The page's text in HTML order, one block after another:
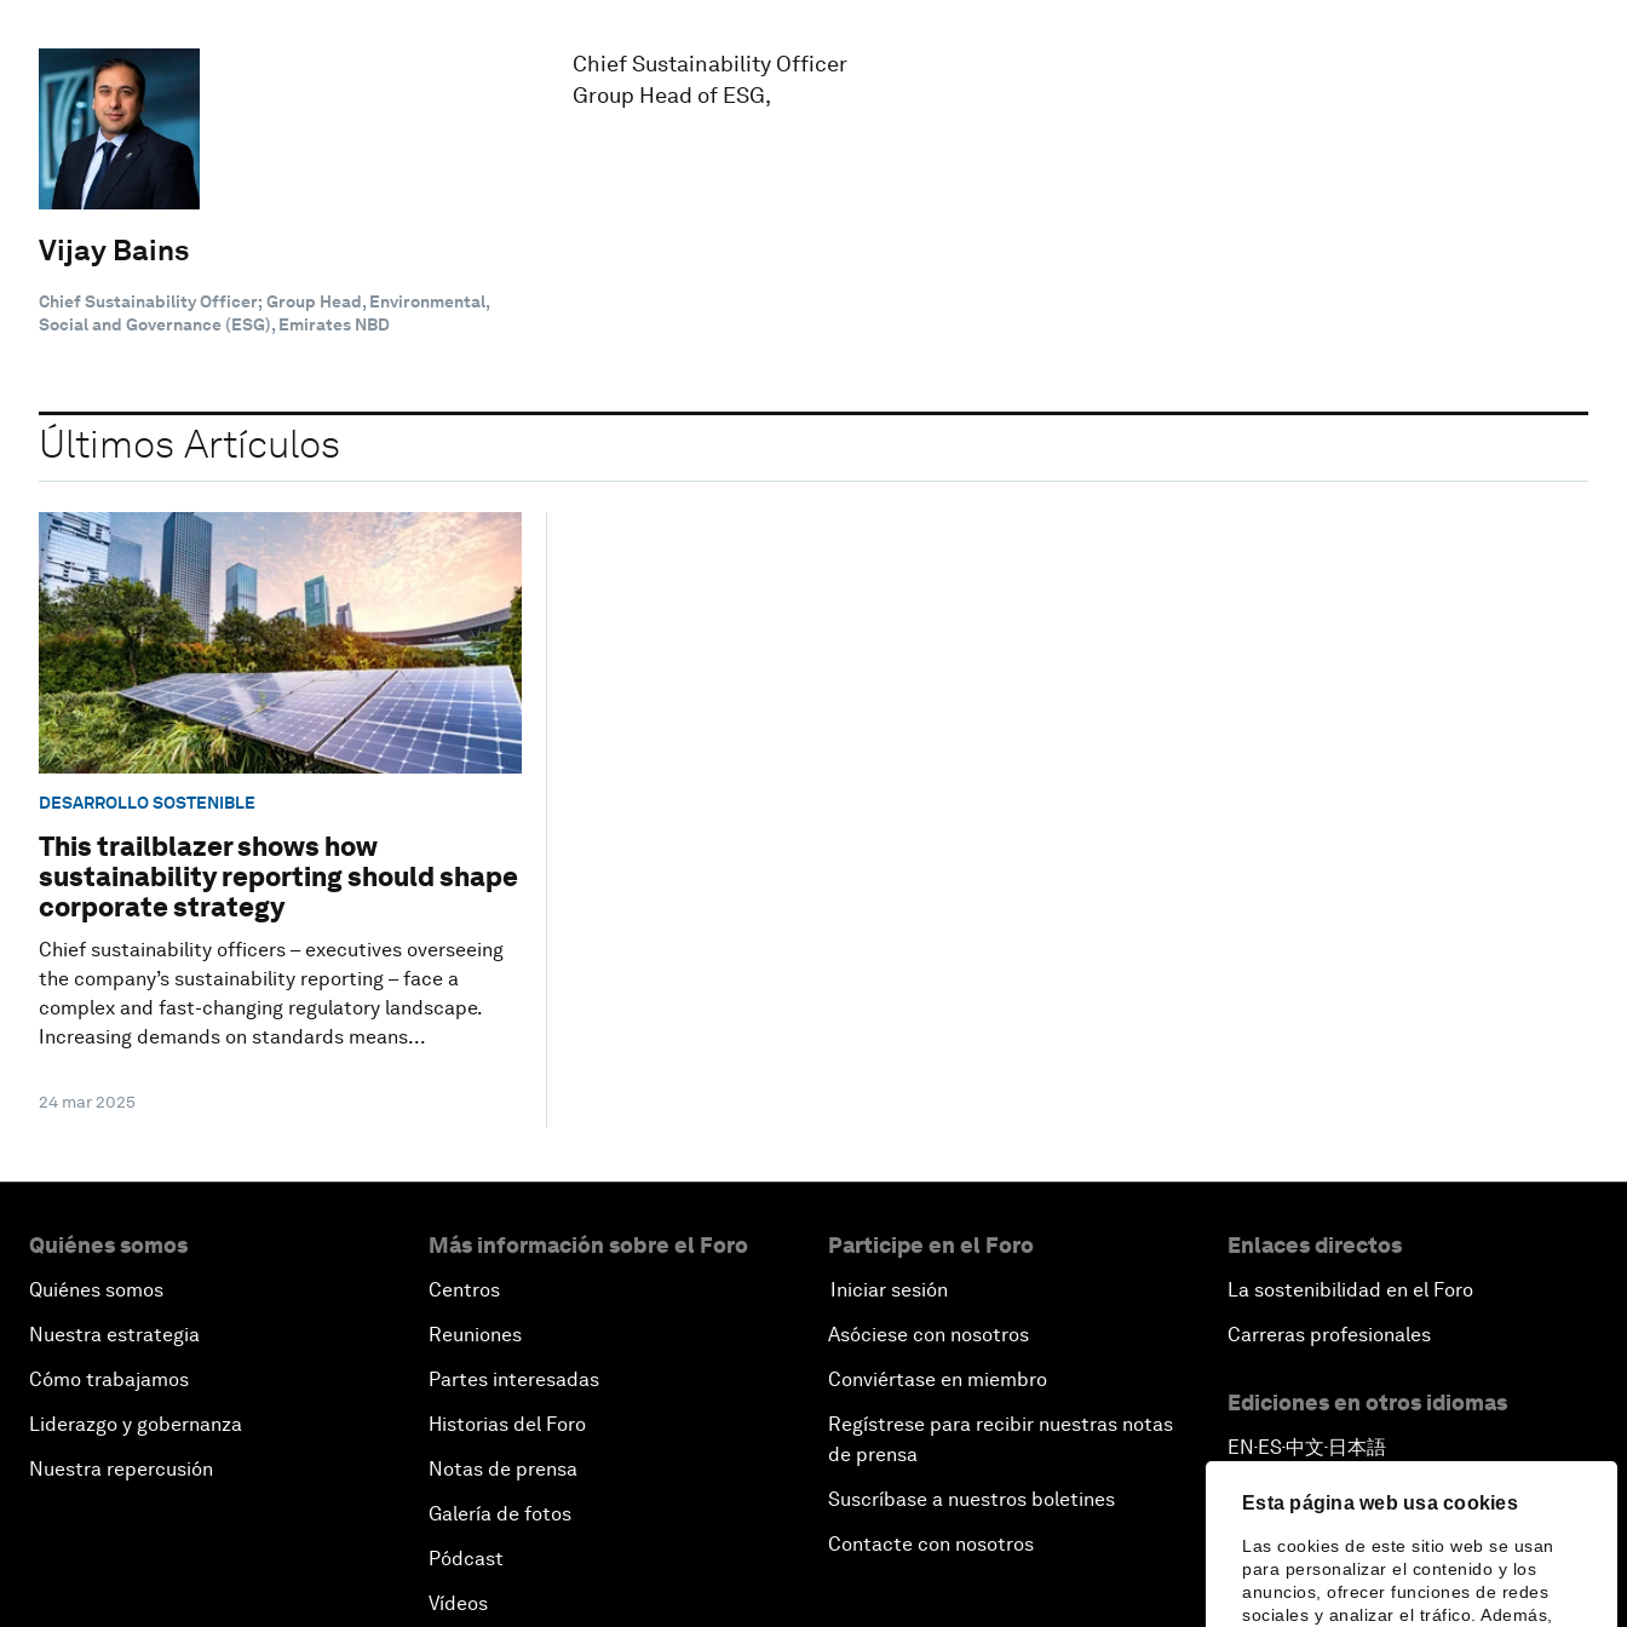
Esta página web usa cookies
Las cookies de este sitio web se usan
para personalizar el contenido y los
anuncios, ofrecer funciones de redes
sociales y analizar el tráfico. Además,
Vijay Bains
Chief Sustainability Officer; Group Head, Environmental,
Social and Governance (ESG), Emirates NBD
Chief Sustainability Officer
Group Head of ESG,
Últimos Artículos
DESARROLLO SOSTENIBLE
This trailblazer shows how
sustainability reporting should shape
corporate strategy
Chief sustainability officers – executives overseeing
the company’s sustainability reporting – face a
complex and fast-changing regulatory landscape.
Increasing demands on standards means...
24 mar 2025
Quiénes somos
Quiénes somos
Nuestra estrategia
Cómo trabajamos
Liderazgo y gobernanza
Nuestra repercusión
Más información sobre el Foro
Centros
Reuniones
Partes interesadas
Historias del Foro
Notas de prensa
Galería de fotos
Pódcast
Vídeos
Participe en el Foro
Iniciar sesión
Asóciese con nosotros
Conviértase en miembro
Regístrese para recibir nuestras notas
de prensa
Suscríbase a nuestros boletines
Contacte con nosotros
Enlaces directos
La sostenibilidad en el Foro
Carreras profesionales
Ediciones en otros idiomas
EN ▪ ES▪中文▪ 日本語